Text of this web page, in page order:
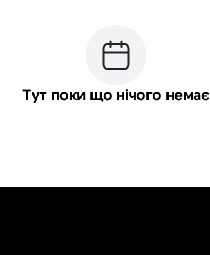
Тут поки що нічого немає